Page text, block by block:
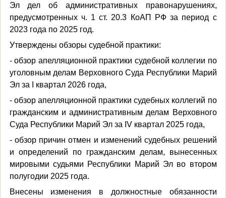
Эл дел об административных правонарушениях,
предусмотренных ч. 1 ст. 20.3 КоАП РФ за период с
2023 года по 2025 год.
Утверждены обзоры судебной практики:
- обзор апелляционной практики судебной коллегии по
уголовным делам Верховного Суда Республики Марий
Эл за I квартал 2026 года,
- обзор апелляционной практики судебных коллегий по
гражданским и административным делам Верховного
Суда Республики Марий Эл за IV квартал 2025 года,
- обзор причин отмен и изменений судебных решений
и определений по гражданским делам, вынесенных
мировыми судьями Республики Марий Эл во втором
полугодии 2025 года.
Внесены изменения в должностные обязанности